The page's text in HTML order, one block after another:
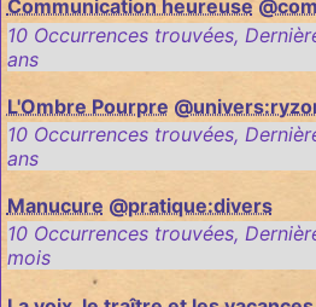
Communication heureuse
10 Occurrences trouvées,
ans
L'Ombre Pourpre
10 Occurrences trouvées,
ans
Manucure @pratique:divers
10 Occurrences trouvées,
mois